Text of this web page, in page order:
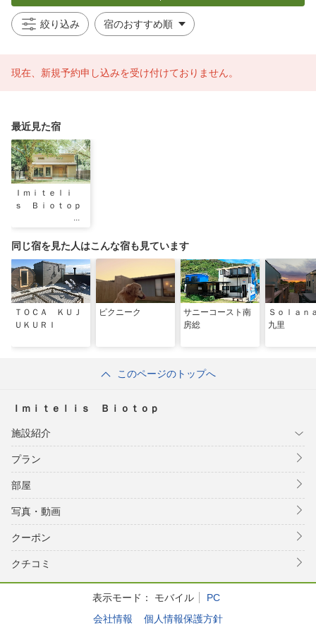
絞り込み
現在、新規予約申し込みを受け付けておりません。
最近見た宿
Ｉｍｉｔｅｌｉ
ｓ Ｂｉｏｔｏｐ
同じ宿を見た人はこんな宿も見ています
ＴＯＣＡ ＫＵＪ
ＵＫＵＲＩ
ピクニーク
サニーコースト南
房総
Ｓｏｌａｎ
九里
このページのトップへ
Ｉｍｉｔｅｌｉｓ Ｂｉｏｔｏｐ
施設紹介
プラン
部屋
写真・動画
クーポン
クチコミ
表示モード： モバイル
PC
会社情報
個人情報保護方針